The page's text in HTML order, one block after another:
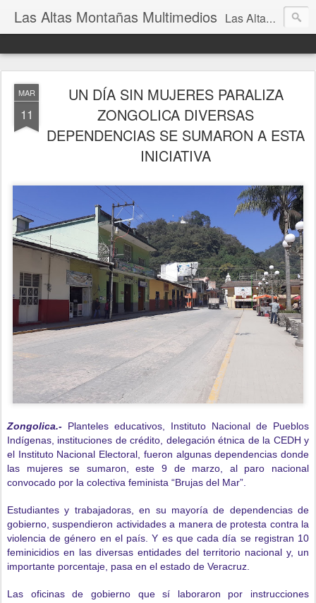
Las Altas Montañas Multimedios Las Altas Montañas Multimedios
MAR
11
UN DÍA SIN MUJERES PARALIZA
ZONGOLICA DIVERSAS
DEPENDENCIAS SE SUMARON A ESTA
INICIATIVA
Zongolica.- Planteles educativos, Instituto Nacional de Pueblos
Indígenas, instituciones de crédito, delegación étnica de la CEDH y
el Instituto Nacional Electoral, fueron algunas dependencias donde
las mujeres se sumaron, este 9 de marzo, al paro nacional
convocado por la colectiva feminista “Brujas del Mar”.
Estudiantes y trabajadoras, en su mayoría de dependencias de
gobierno, suspendieron actividades a manera de protesta contra la
violencia de género en el país. Y es que cada día se registran 10
feminicidios en las diversas entidades del territorio nacional y, un
importante porcentaje, pasa en el estado de Veracruz.
Las oficinas de gobierno que sí laboraron por instrucciones